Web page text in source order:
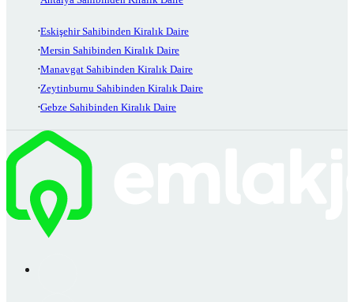
Eskişehir Sahibinden Kiralık Daire
Mersin Sahibinden Kiralık Daire
Manavgat Sahibinden Kiralık Daire
Zeytinburnu Sahibinden Kiralık Daire
Gebze Sahibinden Kiralık Daire